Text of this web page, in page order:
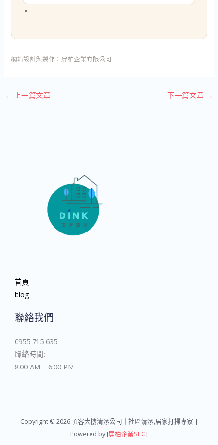
。
網站設計與製作： 屏柏企業有限公司
← 上一篇文章 下一篇文章 →
首頁
blog
聯絡我們
0955 715 635
聯絡時間:
8:00 AM – 6:00 PM
Copyright © 2026 頂客大樓清潔公司｜社區清潔,居家打掃專家 |
Powered by [屏柏企業SEO]